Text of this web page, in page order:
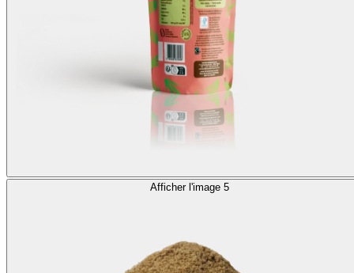
Afficher l'image 5